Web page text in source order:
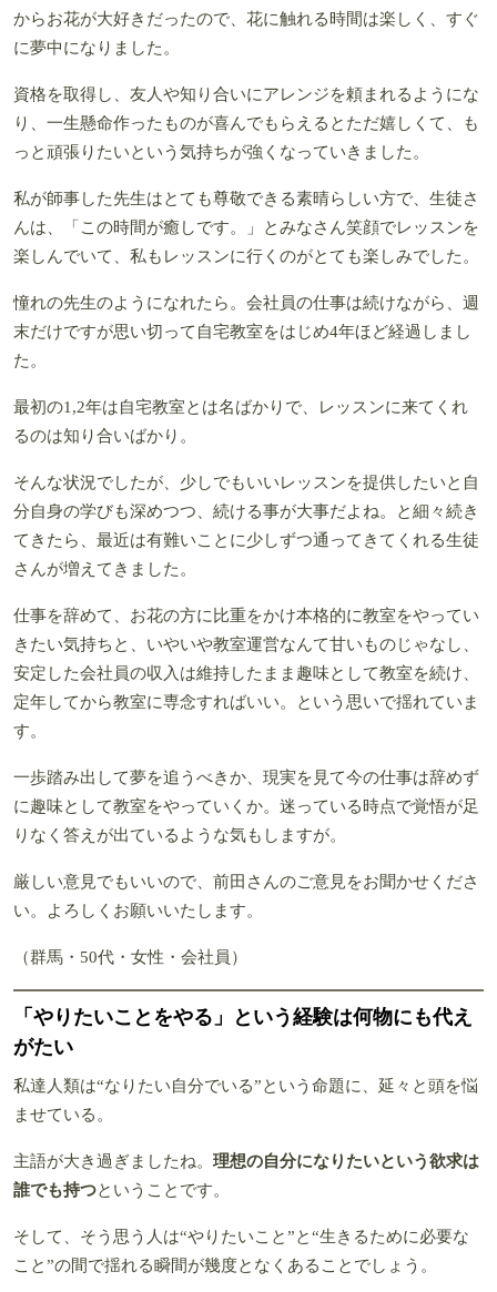
からお花が大好きだったので、花に触れる時間は楽しく、すぐ
に夢中になりました。
資格を取得し、友人や知り合いにアレンジを頼まれるようにな
り、一生懸命作ったものが喜んでもらえるとただ嬉しくて、も
っと頑張りたいという気持ちが強くなっていきました。
私が師事した先生はとても尊敬できる素晴らしい方で、生徒さ
んは、「この時間が癒しです。」とみなさん笑顔でレッスンを
楽しんでいて、私もレッスンに行くのがとても楽しみでした。
憧れの先生のようになれたら。会社員の仕事は続けながら、週
末だけですが思い切って自宅教室をはじめ4年ほど経過しまし
た。
最初の1,2年は自宅教室とは名ばかりで、レッスンに来てくれ
るのは知り合いばかり。
そんな状況でしたが、少しでもいいレッスンを提供したいと自
分自身の学びも深めつつ、続ける事が大事だよね。と細々続き
てきたら、最近は有難いことに少しずつ通ってきてくれる生徒
さんが増えてきました。
仕事を辞めて、お花の方に比重をかけ本格的に教室をやってい
きたい気持ちと、いやいや教室運営なんて甘いものじゃなし、
安定した会社員の収入は維持したまま趣味として教室を続け、
定年してから教室に専念すればいい。という思いで揺れていま
す。
一歩踏み出して夢を追うべきか、現実を見て今の仕事は辞めず
に趣味として教室をやっていくか。迷っている時点で覚悟が足
りなく答えが出ているような気もしますが。
厳しい意見でもいいので、前田さんのご意見をお聞かせくださ
い。よろしくお願いいたします。
（群馬・50代・女性・会社員）
「やりたいことをやる」という経験は何物にも代え
がたい
私達人類は“なりたい自分でいる”という命題に、延々と頭を悩
ませている。
主語が大き過ぎましたね。 理想の自分になりたいという欲求は
誰でも持つということです。
そして、そう思う人は“やりたいこと”と“生きるために必要な
こと”の間で揺れる瞬間が幾度となくあることでしょう。